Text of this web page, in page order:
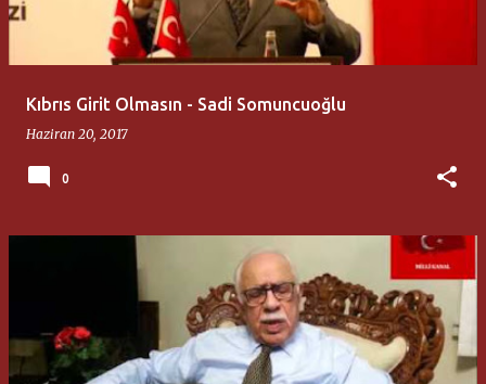
Kıbrıs Girit Olmasın - Sadi Somuncuoğlu
Haziran 20, 2017
0